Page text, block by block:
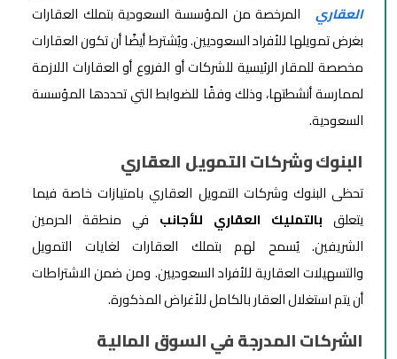
العقاري
المرخصة من المؤسسة السعودية بتملك العقارات
بغرض تمويلها للأفراد السعوديين. ويُشترط أيضًا أن تكون العقارات
مخصصة للمقار الرئيسية للشركات أو الفروع أو العقارات اللازمة
لممارسة أنشطتها، وذلك وفقًا للضوابط التي تحددها المؤسسة
السعودية.
البنوك وشركات التمويل العقاري
تحظى البنوك وشركات التمويل العقاري بامتيازات خاصة فيما
يتعلق بالتمليك العقاري للأجانب في منطقة الحرمين
الشريفين. يُسمح لهم بتملك العقارات لغايات التمويل
والتسهيلات العقارية للأفراد السعوديين. ومن ضمن الاشتراطات
أن يتم استغلال العقار بالكامل للأغراض المذكورة.
الشركات المدرجة في السوق المالية